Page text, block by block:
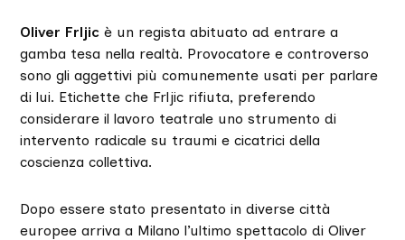
Oliver Frljic è un regista abituato ad entrare a
gamba tesa nella realtà. Provocatore e controverso
sono gli aggettivi più comunemente usati per parlare
di lui. Etichette che Frljic rifiuta, preferendo
considerare il lavoro teatrale uno strumento di
intervento radicale su traumi e cicatrici della
coscienza collettiva.
Dopo essere stato presentato in diverse città
europee arriva a Milano l’ultimo spettacolo di Oliver